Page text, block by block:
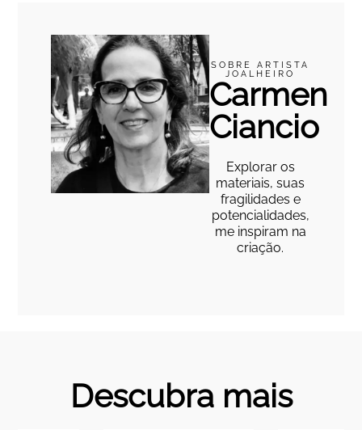
SOBRE ARTISTA
JOALHEIRO
Carmen
Ciancio
Explorar os
materiais, suas
fragilidades e
potencialidades,
me inspiram na
criação.
Descubra mais